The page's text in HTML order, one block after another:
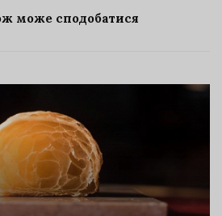
може сподобатися